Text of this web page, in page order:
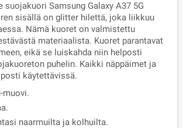
suojakuori Samsung Galaxy A37 5G
sisällä on glitter hilettä, joka liikkuu
Nämä kuoret on valmistettu
materiaalista. Kuoret parantavat
eikä se luiskahda niin helposti
puhelin. Kaikki näppäimet ja
käytettävissä.
muovi.
naarmuilta ja kolhuilta.